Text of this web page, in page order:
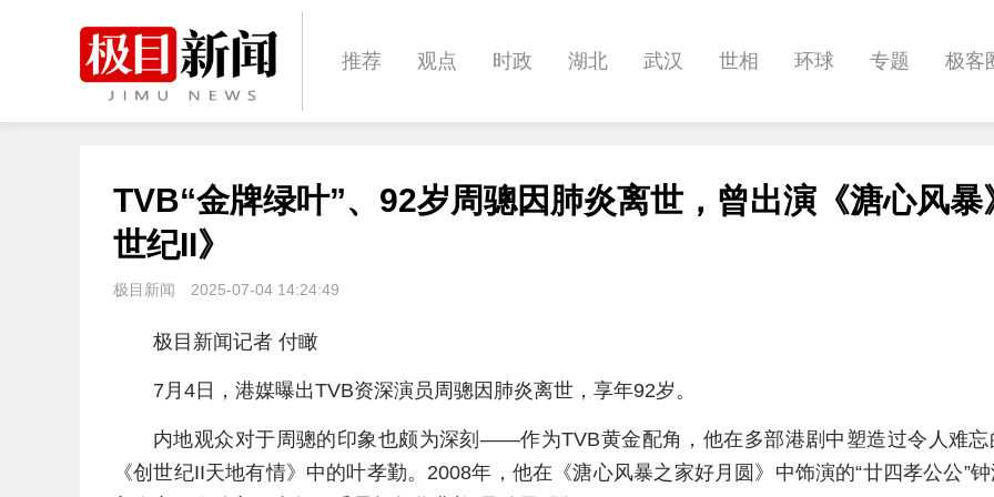
推荐 观点 时政 湖北 武汉 世相 环球 专题 极客
体育 娱乐 影像 帅作文 International 职教院 酒道
TVB“金牌绿叶”、92岁周骢因肺炎离世，曾出演《溏心风暴
世纪II》
极目新闻 2025-07-04 14:24:49
极目新闻记者 付瞰
7月4日，港媒曝出TVB资深演员周骢因肺炎离世，享年92岁。
内地观众对于周骢的印象也颇为深刻——作为TVB黄金配角，他在多部港剧中塑造过令人难忘
《创世纪II天地有情》中的叶孝勤。2008年，他在《溏心风暴之家好月圆》中饰演的“廿四孝公公”